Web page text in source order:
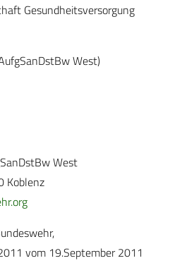
Gesundheitsversorgung
West)
West
Koblenz
vom 19.September 2011